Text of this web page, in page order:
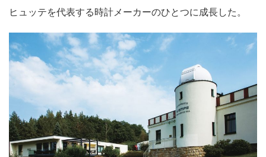
ヒュッテを代表する時計メーカーのひとつに成長した。